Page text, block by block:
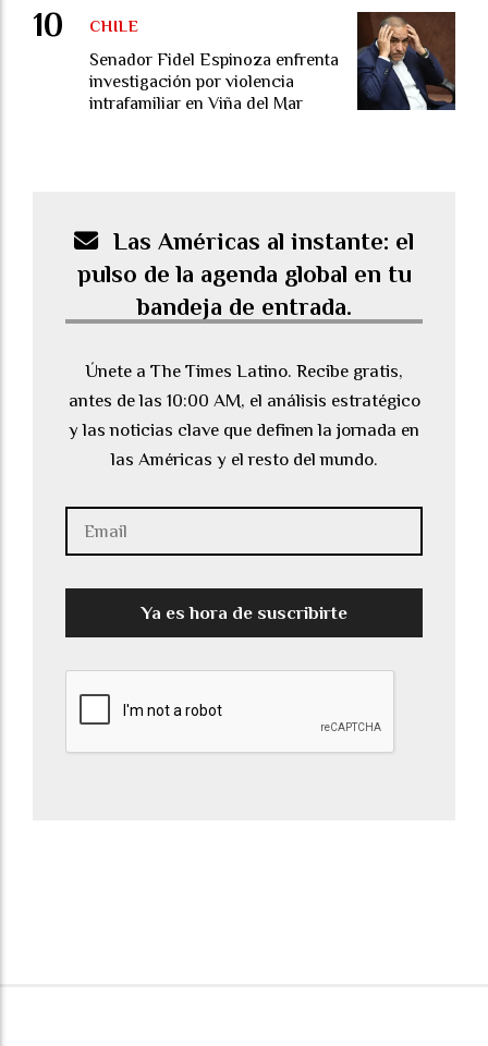
Senador Fidel Espinoza enfrenta
investigación por violencia
intrafamiliar en Viña del Mar
CHILE
Las Américas al instante: el
pulso de la agenda global en tu
bandeja de entrada.
Únete a The Times Latino. Recibe gratis,
antes de las 10:00 AM, el análisis estratégico
y las noticias clave que definen la jornada en
las Américas y el resto del mundo.
Ya es hora de suscribirte